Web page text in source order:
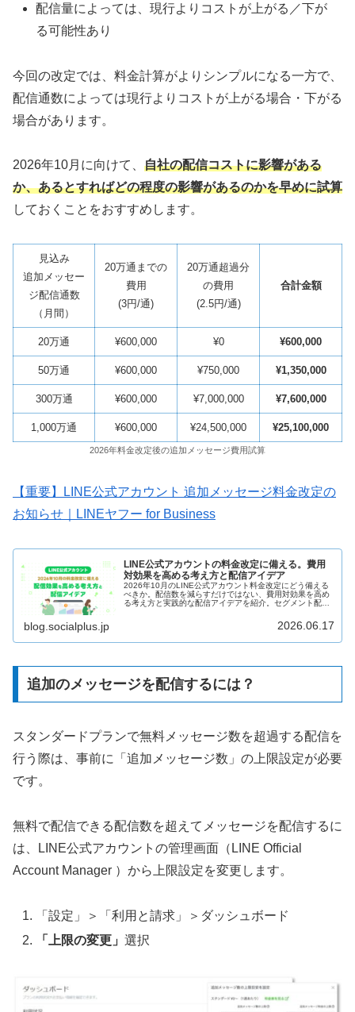
配信量によっては、現行よりコストが上がる／下が
る可能性あり
今回の改定では、料金計算がよりシンプルになる一方で、
配信通数によっては現行よりコストが上がる場合・下がる
場合があります。
2026年10月に向けて、 自社の配信コストに影響がある
か、あるとすればどの程度の影響があるのかを早めに試算
しておくことをおすすめします。
見込み
追加メッセー
ジ配信通数
（月間）
20万通までの
費用
(3円/通)
20万通超過分
の費用
(2.5円/通)
合計金額
20万通 ¥600,000 ¥0 ¥600,000
50万通 ¥600,000 ¥750,000 ¥1,350,000
300万通 ¥600,000 ¥7,000,000 ¥7,600,000
1,000万通 ¥600,000 ¥24,500,000 ¥25,100,000
2026年料金改定後の追加メッセージ費用試算
【重要】LINE公式アカウント 追加メッセージ料金改定の
お知らせ｜LINEヤフー for Business
LINE公式アカウントの料金改定に備える。費用
対効果を高める考え方と配信アイデア
2026年10月のLINE公式アカウント料金改定にどう備える
べきか。配信数を減らすだけではない、費用対効果を高め
る考え方と実践的な配信アイデアを紹介。セグメント配信
blog.socialplus.jp 2026.06.17
追加のメッセージを配信するには？
スタンダードプランで無料メッセージ数を超過する配信を
行う際は、事前に「追加メッセージ数」の上限設定が必要
です。
無料で配信できる配信数を超えてメッセージを配信するに
は、LINE公式アカウントの管理画面（LINE Official
Account Manager ）から上限設定を変更します。
「設定」＞「利用と請求」＞ダッシュボード
「上限の変更」選択